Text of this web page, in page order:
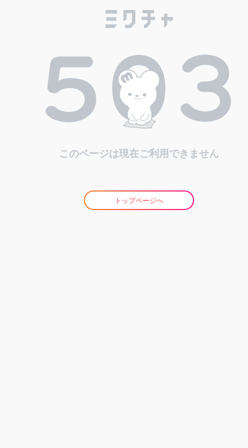
このページは現在ご利用できません